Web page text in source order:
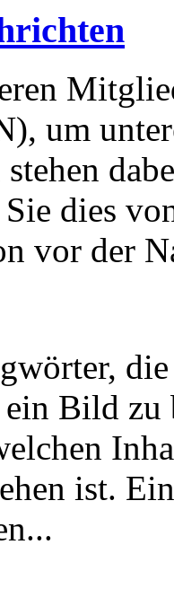
um
dies
vor der
Bild zu
ist.